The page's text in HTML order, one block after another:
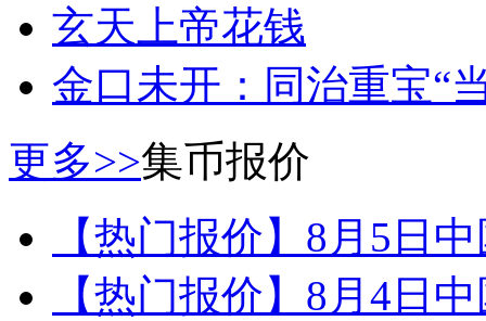
玄天上帝花钱
金口未开：同治重宝“
更多>>集币报价
【热门报价】8月5日
【热门报价】8月4日